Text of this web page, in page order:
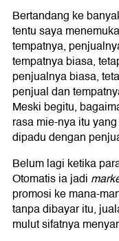
Bertandang ke
tentu saya
tempatnya,
tempatnya biasa,
penjualnya biasa,
penjual dan
Meski begitu,
rasa mie-nya itu
dipadu dengan
Belum lagi ketika
Otomatis ia jadi
promosi ke mana-
tanpa dibayar itu,
mulut sifatnya